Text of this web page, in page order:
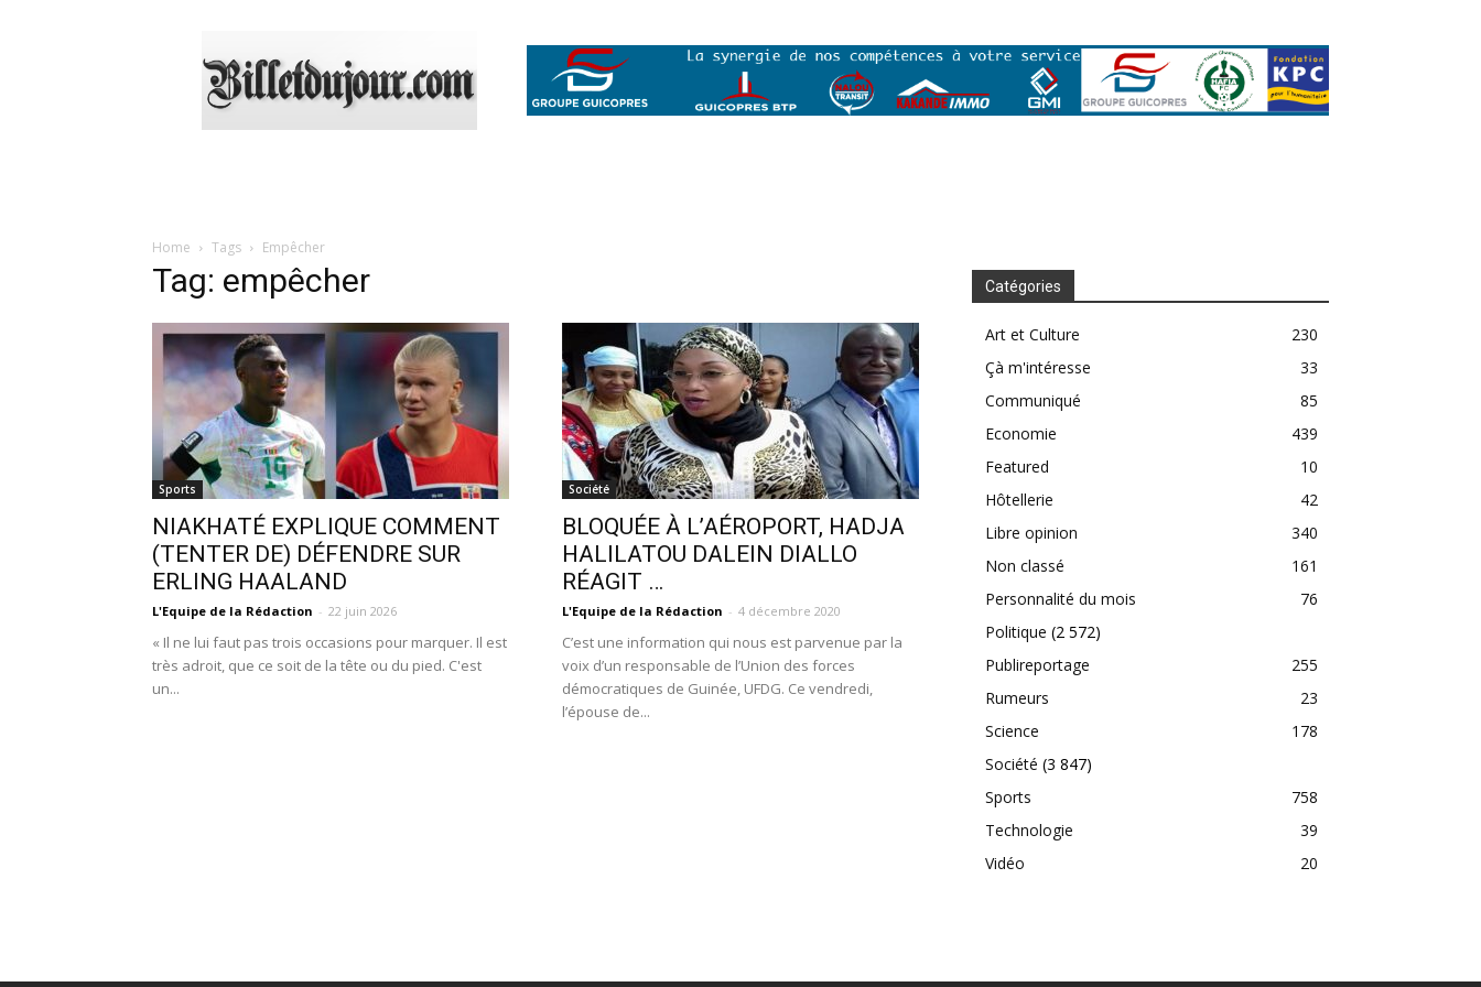
Home Tags Empêcher
Tag: empêcher
Sports
NIAKHATÉ EXPLIQUE COMMENT
(TENTER DE) DÉFENDRE SUR
ERLING HAALAND
L'Equipe de la Rédaction - 22 juin 2026
« Il ne lui faut pas trois occasions pour marquer. Il est
très adroit, que ce soit de la tête ou du pied. C'est
un...
Société
BLOQUÉE À L’AÉROPORT, HADJA
HALILATOU DALEIN DIALLO
RÉAGIT …
L'Equipe de la Rédaction - 4 décembre 2020
C’est une information qui nous est parvenue par la
voix d’un responsable de l’Union des forces
démocratiques de Guinée, UFDG. Ce vendredi,
l’épouse de...
Catégories
Art et Culture
230
Çà m'intéresse
33
Communiqué
85
Economie
439
Featured
10
Hôtellerie
42
Libre opinion
340
Non classé
161
Personnalité du mois
76
Politique (2 572)
Publireportage
255
Rumeurs
23
Science
178
Société (3 847)
Sports
758
Technologie
39
Vidéo
20